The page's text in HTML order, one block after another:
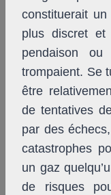
constituerait
plus discret et
pendaison
trompaient. Se
être
de tentatives
par des
catastrophes
un gaz
de risques